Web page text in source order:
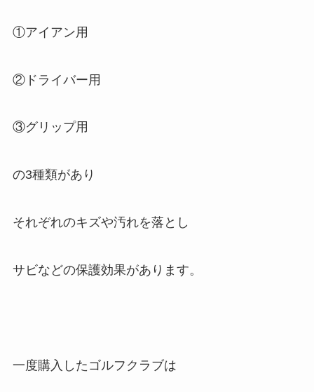
①アイアン用
②ドライバー用
③グリップ用
の3種類があり
それぞれのキズや汚れを落とし
サビなどの保護効果があります。
一度購入したゴルフクラブは